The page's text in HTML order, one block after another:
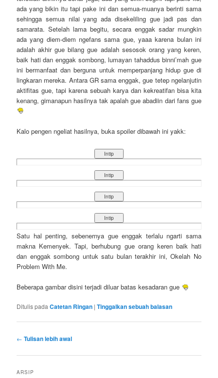
ada yang bikin itu tapi pake ini dan semua-muanya berinti sama
sehingga semua nilai yang ada disekeliling gue jadi pas dan
samarata. Setelah lama begitu, secara enggak sadar mungkin
ada yang diem-diem ngefans sama gue, yaaa karena bulan ini
adalah akhir gue bilang gue adalah sesosok orang yang keren,
baik hati dan enggak sombong, lumayan tahaddus binni’mah gue
ini bermanfaat dan berguna untuk memperpanjang hidup gue di
lingkaran mereka. Antara GR sama enggak, gue tetep ngelanjutin
aktifitas gue, tapi karena sebuah karya dan kekreatifan bisa kita
kenang, gimanapun hasilnya tak apalah gue abadiin dari fans gue
Kalo pengen ngeliat hasilnya, buka spoiler dibawah ini yakk:
Satu hal penting, sebenernya gue enggak terlalu ngarti sama
makna Kemenyek. Tapi, berhubung gue orang keren baik hati
dan enggak sombong untuk satu bulan terakhir ini, Okelah No
Problem With Me.
Beberapa gambar disini terjadi diluar batas kesadaran gue
Ditulis padaCatetan Ringan |Tinggalkan sebuah balasan
Navigasi
← Tulisan lebih awal
ARSIP